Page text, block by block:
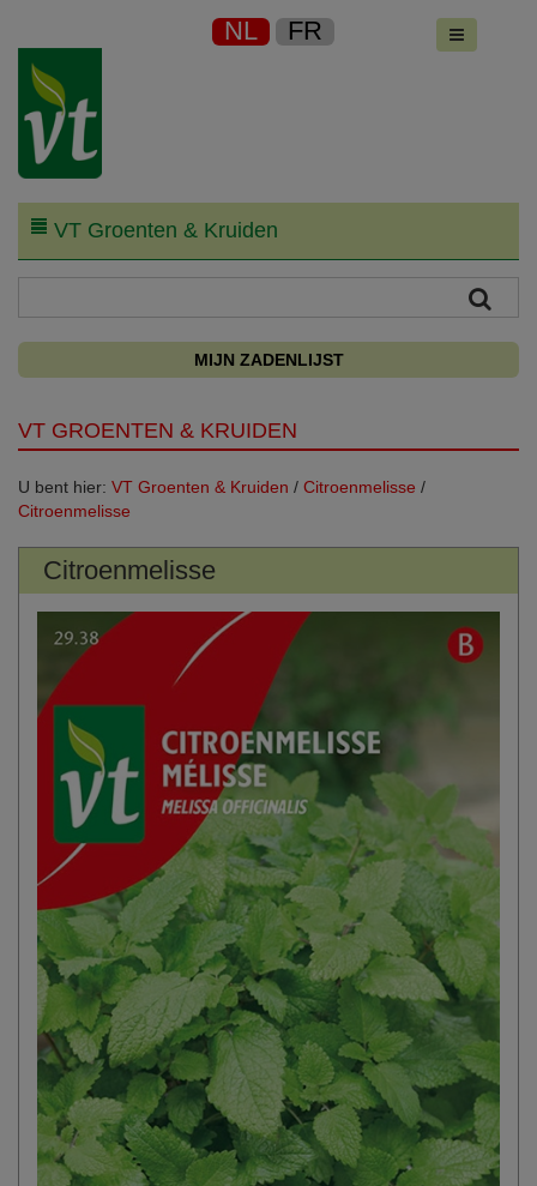
NL FR
VT Groenten & Kruiden
MIJN ZADENLIJST
VT GROENTEN & KRUIDEN
U bent hier: VT Groenten & Kruiden / Citroenmelisse /
Citroenmelisse
Citroenmelisse